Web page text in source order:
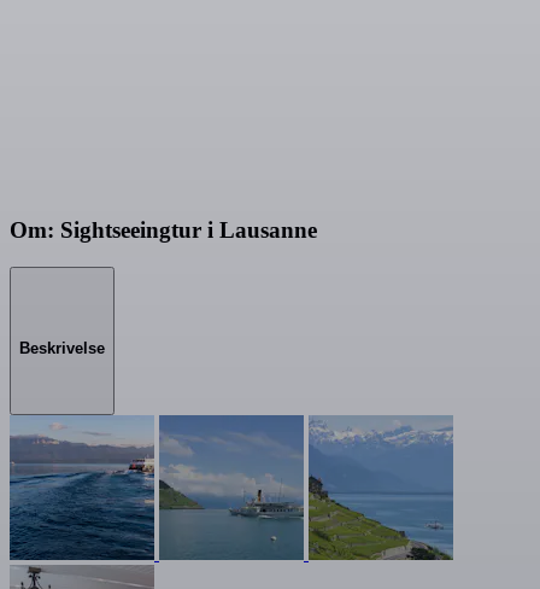
Om: Sightseeingtur i Lausanne
Beskrivelse